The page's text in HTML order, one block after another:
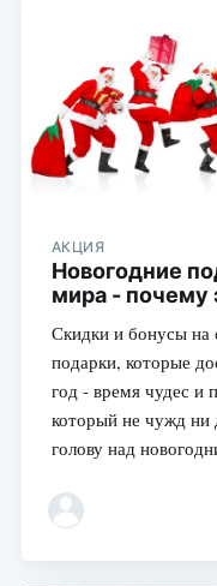
АКЦИЯ
Новогодние
мира - почему
Скидки и бонусы на
подарки, которые
год - время чудес и
который не чужд ни
голову над